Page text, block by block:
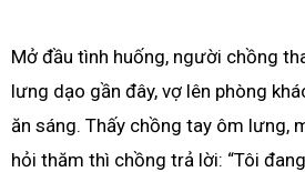
Mở đầu tình huống, người chồng
lưng dạo gần đây, vợ lên phòng
ăn sáng. Thấy chồng tay ôm lưng,
hỏi thăm thì chồng trả lời: “Tôi